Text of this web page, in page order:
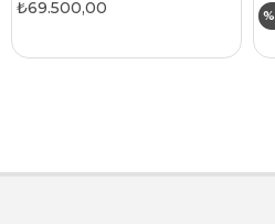
₺69.500,00